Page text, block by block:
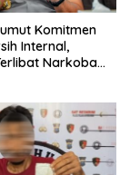
Komitmen
Internal,
Narkoba